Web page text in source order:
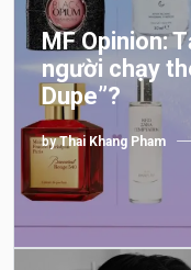
MF Opinion:
người chạy
Dupe”?
byThai Khang Pham